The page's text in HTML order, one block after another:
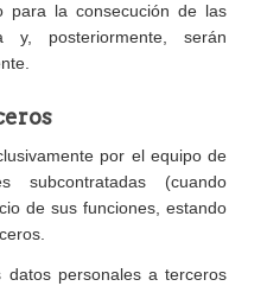
para la consecución de las
y, posteriormente, serán
por el equipo de
subcontratadas (cuando
de sus funciones, estando
datos personales a terceros